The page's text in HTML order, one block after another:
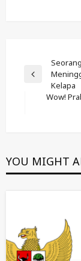
Previous
Kelapa
Wow!
YOU MIGHT